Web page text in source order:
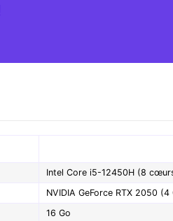
Intel Core i5-12450H (8
NVIDIA GeForce RTX 2050 (4
16 Go